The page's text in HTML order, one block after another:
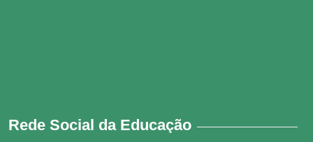
Rede Social da Educação